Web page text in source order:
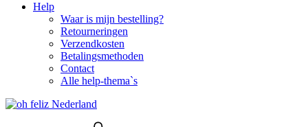
Help
Waar is mijn bestelling?
Retourneringen
Verzendkosten
Betalingsmethoden
Contact
Alle help-thema`s